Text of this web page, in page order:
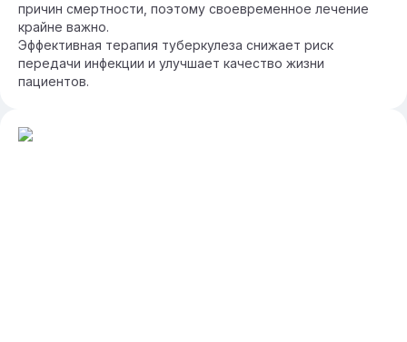
причин смертности, поэтому своевременное лечение
крайне важно.
Эффективная терапия туберкулеза снижает риск
передачи инфекции и улучшает качество жизни
пациентов.